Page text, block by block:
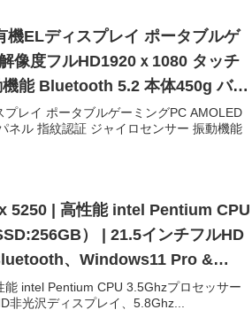
機ELディスプレイ ポータブルゲ
像度フルHD1920ｘ1080 タッチ
能 Bluetooth 5.2 本体450g バッ
32GB/2TB オーロラホワイト)
レイ ポータブルゲーミングPC AMOLED
ネル 指紋認証 ジャイロセンサー 振動機能
5250 | 高性能 intel Pentium CPU
） | 21.5インチフルHD
、Windows11 Pro &
スドリームス ￥18,800
能 intel Pentium CPU 3.5Ghzプロセッサー
光沢ディスプレイ、5.8Ghz...